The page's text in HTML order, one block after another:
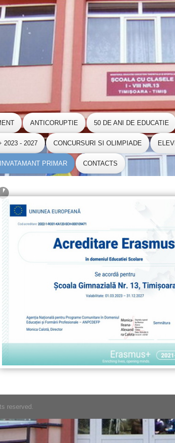
ANTICORUPTIE 50 DE ANI DE EDUCATIE
2023 - 2027 CONCURSURI SI OLIMPIADE ELEVI
PRIMAR CONTACTS
reserved.